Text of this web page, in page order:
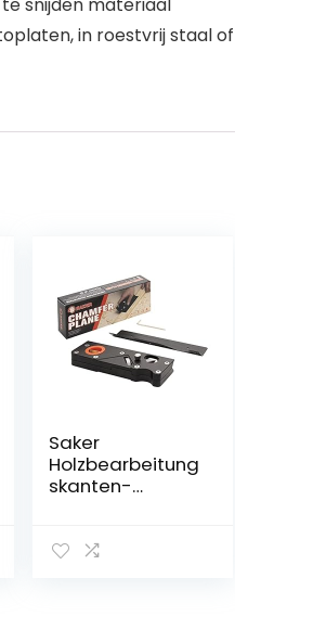
in roestvrij staal of
Saker
Holzbearbeitung
skanten-
s-Handhobel